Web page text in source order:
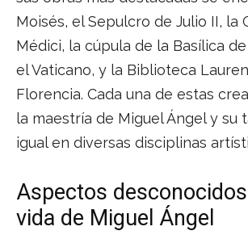
Moisés, el Sepulcro de Julio II, la
Médici, la cúpula de la Basílica
el Vaticano, y la Biblioteca
Florencia. Cada una de estas
la maestría de Miguel Ángel y su
igual en diversas disciplinas
Aspectos
vida de Miguel Ángel